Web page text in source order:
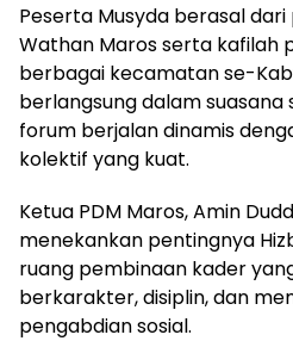
Peserta Musyda berasal dari
Wathan Maros serta kafilah
berbagai kecamatan se-
berlangsung dalam
forum berjalan dinamis
kolektif yang kuat.
Ketua PDM Maros, Amin
menekankan pentingnya
ruang pembinaan kader
berkarakter, disiplin, dan
pengabdian sosial.